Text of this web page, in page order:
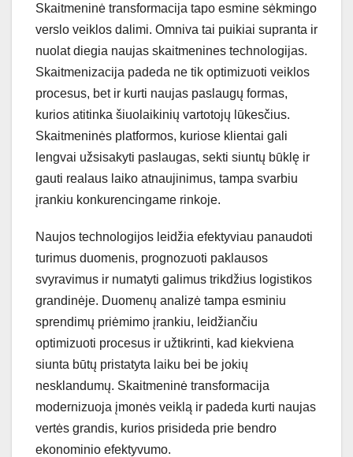
Skaitmeninė transformacija tapo esmine sėkmingo
verslo veiklos dalimi. Omniva tai puikiai supranta ir
nuolat diegia naujas skaitmenines technologijas.
Skaitmenizacija padeda ne tik optimizuoti veiklos
procesus, bet ir kurti naujas paslaugų formas,
kurios atitinka šiuolaikinių vartotojų lūkesčius.
Skaitmeninės platformos, kuriose klientai gali
lengvai užsisakyti paslaugas, sekti siuntų būklę ir
gauti realaus laiko atnaujinimus, tampa svarbiu
įrankiu konkurencingame rinkoje.
Naujos technologijos leidžia efektyviau panaudoti
turimus duomenis, prognozuoti paklausos
svyravimus ir numatyti galimus trikdžius logistikos
grandinėje. Duomenų analizė tampa esminiu
sprendimų priėmimo įrankiu, leidžiančiu
optimizuoti procesus ir užtikrinti, kad kiekviena
siunta būtų pristatyta laiku bei be jokių
nesklandumų. Skaitmeninė transformacija
modernizuoja įmonės veiklą ir padeda kurti naujas
vertės grandis, kurios prisideda prie bendro
ekonominio efektyvumo.